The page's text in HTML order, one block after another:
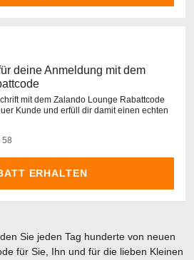
deine Anmeldung mit dem
mit dem Zalando Lounge Rabattcode
Kunde und erfüll dir damit einen echten
58
ERHALTEN
Sie jeden Tag hunderte von neuen
für Sie, Ihn und für die lieben Kleinen